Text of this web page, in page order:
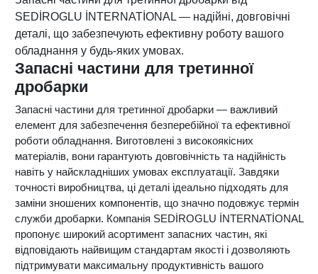
SEDİROGLU İNTERNATİONAL — надійні, довговічні
деталі, що забезпечують ефективну роботу вашого
обладнання у будь-яких умовах.
Запасні частини для третинної
дробарки
Запасні частини для третинної дробарки — важливий
елемент для забезпечення безперебійної та ефективної
роботи обладнання. Виготовлені з високоякісних
матеріалів, вони гарантують довговічність та надійність
навіть у найскладніших умовах експлуатації. Завдяки
точності виробництва, ці деталі ідеально підходять для
заміни зношених компонентів, що значно подовжує термін
служби дробарки. Компанія SEDİROGLU İNTERNATİONAL
пропонує широкий асортимент запасних частин, які
відповідають найвищим стандартам якості і дозволяють
підтримувати максимальну продуктивність вашого